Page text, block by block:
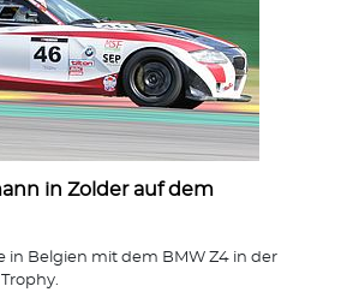
in Zolder auf dem
in Belgien mit dem BMW Z4 in der